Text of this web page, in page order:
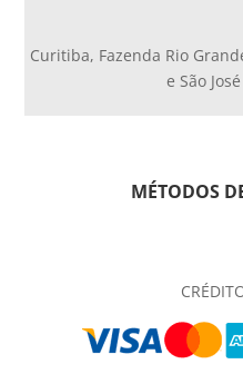
Curitiba, Fazenda Rio
e São
MÉTODOS